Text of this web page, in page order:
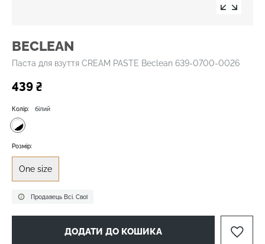
BECLEAN
Паста для взуття CREAM PASTE Beclean 639-0700-0026
439 ₴
Продавець Всі. Свої
Колір: білий
Розмір:
One size
ДОДАТИ ДО КОШИКА